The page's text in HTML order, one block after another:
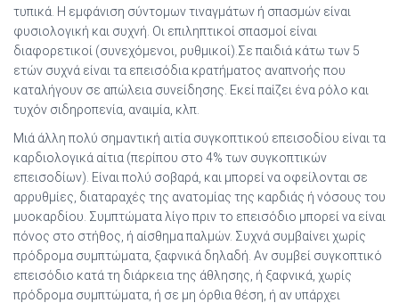
τυπικά. Η εμφάνιση σύντομων τιναγμάτων ή σπασμών είναι
φυσιολογική και συχνή. Οι επιληπτικοί σπασμοί είναι
διαφορετικοί (συνεχόμενοι, ρυθμικοί).Σε παιδιά κάτω των 5
ετών συχνά είναι τα επεισόδια κρατήματος αναπνοής που
καταλήγουν σε απώλεια συνείδησης. Εκεί παίζει ένα ρόλο και
τυχόν σιδηροπενία, αναιμία, κλπ.
Μιά άλλη πολύ σημαντική αιτία συγκοπτικού επεισοδίου είναι τα
καρδιολογικά αίτια (περίπου στο 4% των συγκοπτικών
επεισοδίων). Είναι πολύ σοβαρά, και μπορεί να οφείλονται σε
αρρυθμίες, διαταραχές της ανατομίας της καρδιάς ή νόσους του
μυοκαρδίου. Συμπτώματα λίγο πριν το επεισόδιο μπορεί να είναι
πόνος στο στήθος, ή αίσθημα παλμών. Συχνά συμβαίνει χωρίς
πρόδρομα συμπτώματα, ξαφνικά δηλαδή. Αν συμβεί συγκοπτικό
επεισόδιο κατά τη διάρκεια της άθλησης, ή ξαφνικά, χωρίς
πρόδρομα συμπτώματα, ή σε μη όρθια θέση, ή αν υπάρχει